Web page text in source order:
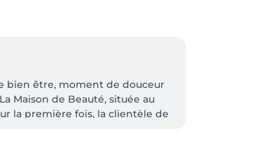
bien être, moment de douceur
Maison de Beauté, située au
la première fois, la clientèle de